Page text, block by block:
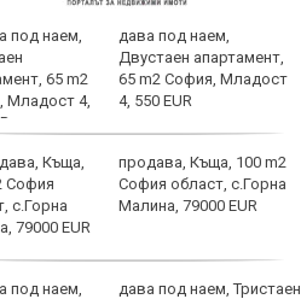
дава под наем,
Двустаен апартамент,
65 m2 София, Младост
4, 550 EUR
продава, Къща, 100 m2
София област, с.Горна
Малина, 79000 EUR
дава под наем, Тристаен